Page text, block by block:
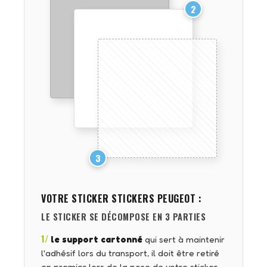
2
3
VOTRE STICKER STICKERS PEUGEOT :
LE STICKER SE DÉCOMPOSE EN 3 PARTIES
1/ le support cartonné qui sert à maintenir
l'adhésif lors du transport, il doit être retiré